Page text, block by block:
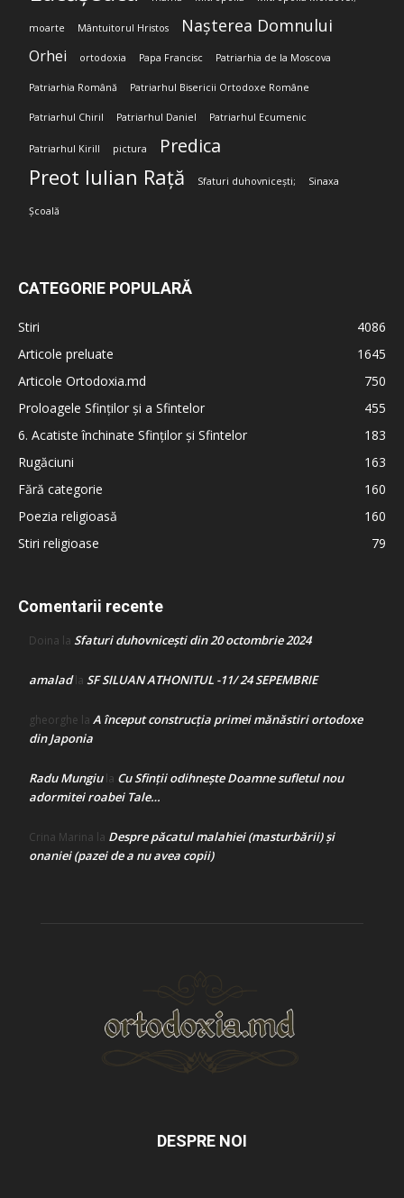
moarte Mântuitorul Hristos Nașterea Domnului
Orhei ortodoxia Papa Francisc Patriarhia de la Moscova
Patriarhia Română Patriarhul Bisericii Ortodoxe Române
Patriarhul Chiril Patriarhul Daniel Patriarhul Ecumenic
Patriarhul Kirill pictura Predica
Preot Iulian Rață Sfaturi duhovnicești; Sinaxa
Școală
CATEGORIE POPULARĂ
Stiri
4086
Articole preluate
1645
Articole Ortodoxia.md
750
Proloagele Sfinților și a Sfintelor
455
6. Acatiste închinate Sfinților și Sfintelor
183
Rugăciuni
163
Fără categorie
160
Poezia religioasă
160
Stiri religioase
79
Comentarii recente
Doina la Sfaturi duhovnicești din 20 octombrie 2024
amaladla SF SILUAN ATHONITUL -11/ 24 SEPEMBRIE
gheorghe la A început construcţia primei mănăstiri ortodoxe
din Japonia
Radu Mungiula Cu Sfinții odihnește Doamne sufletul nou
adormitei roabei Tale…
Crina Marina la Despre păcatul malahiei (masturbării) şi
onaniei (pazei de a nu avea copii)
DESPRE NOI